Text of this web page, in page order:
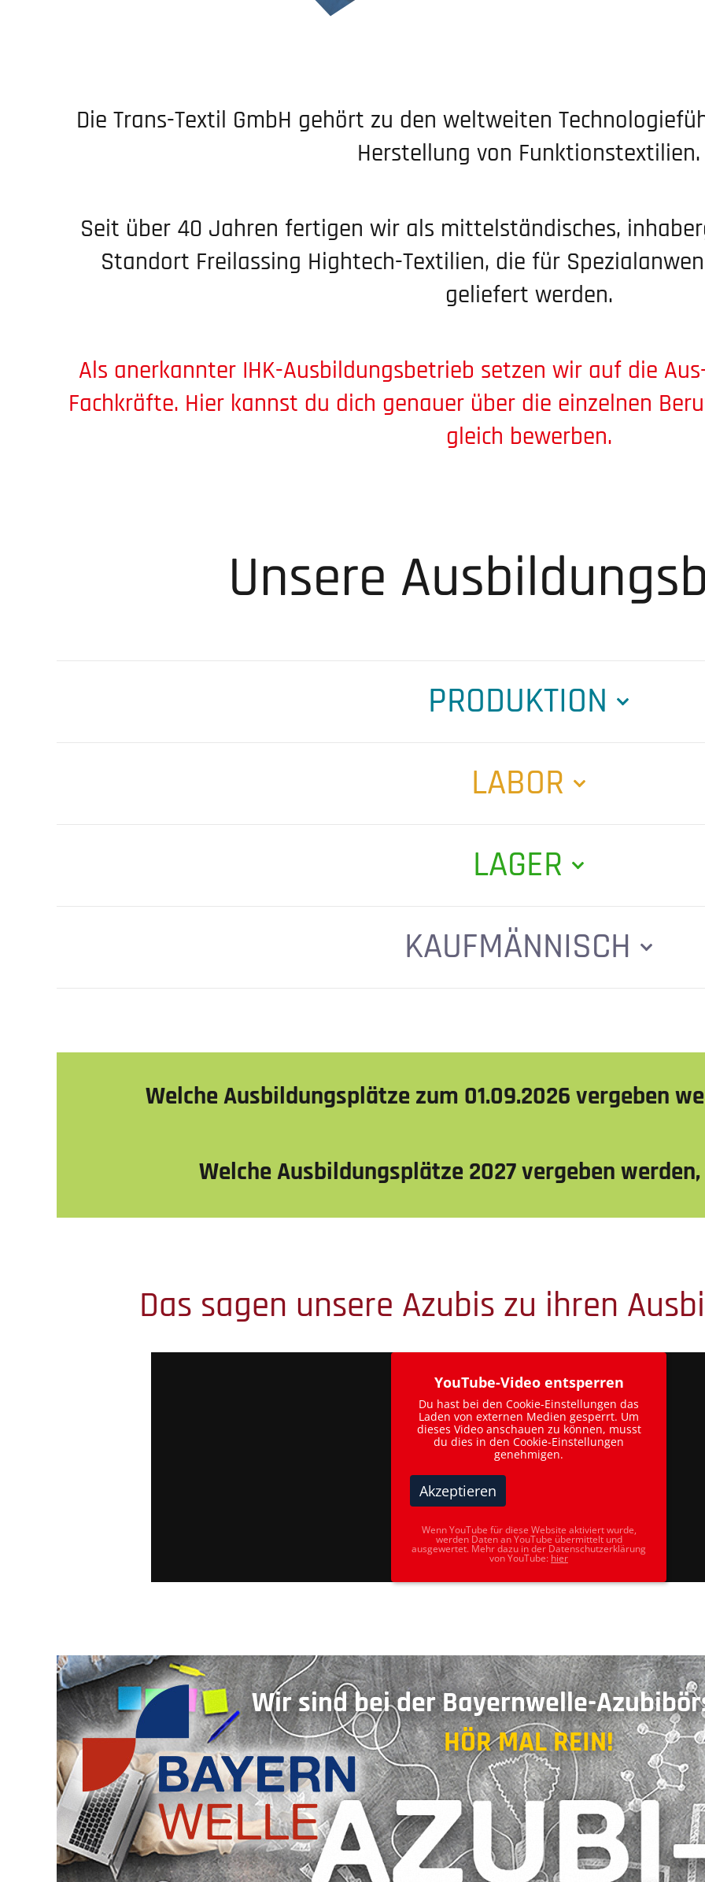
Die Trans-Textil GmbH gehört zu den weltweiten
Herstellung von Funktionstextilien.
Seit über 40 Jahren fertigen wir als mittel­stän­di­sches,
Standort Freilassing Hightech-Textilien, die für
geliefert werden.
Als anerkannter IHK-Ausbil­­dungs­­­be­­trieb setzen wir auf die
Fachkräfte. Hier kannst du dich genauer über die einzelnen
gleich bewerben.
Unsere
PRODUKTION
LABOR
LAGER
KAUFMÄNNISCH
Welche Ausbil­dungs­plätze zum 01.09.2026 vergeben
Welche Ausbil­dungs­plätze 2027 vergeben werden,
Das sagen unsere Azubis zu ihren
YouTube-Video entsperren
Du hast bei den Cookie-Einstellungen das
Laden von externen Medien gesperrt. Um
dieses Video anschauen zu können, musst
du dies in den Cookie-Einstellungen
genehmigen.
Akzeptieren
Wenn YouTube für diese Website aktiviert wurde,
werden Daten an YouTube übermittelt und
ausgewertet. Mehr dazu in der Datenschutzerklärung
von YouTube: hier
Wir sind bei der Bayern­­­welle-
HÖR MAL REIN!